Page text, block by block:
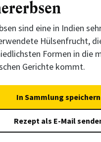
sind eine in Indien
Hülsenfrucht,
Formen in die
Gerichte kommt.
In Sammlung speichern
Rezept als E-Mail